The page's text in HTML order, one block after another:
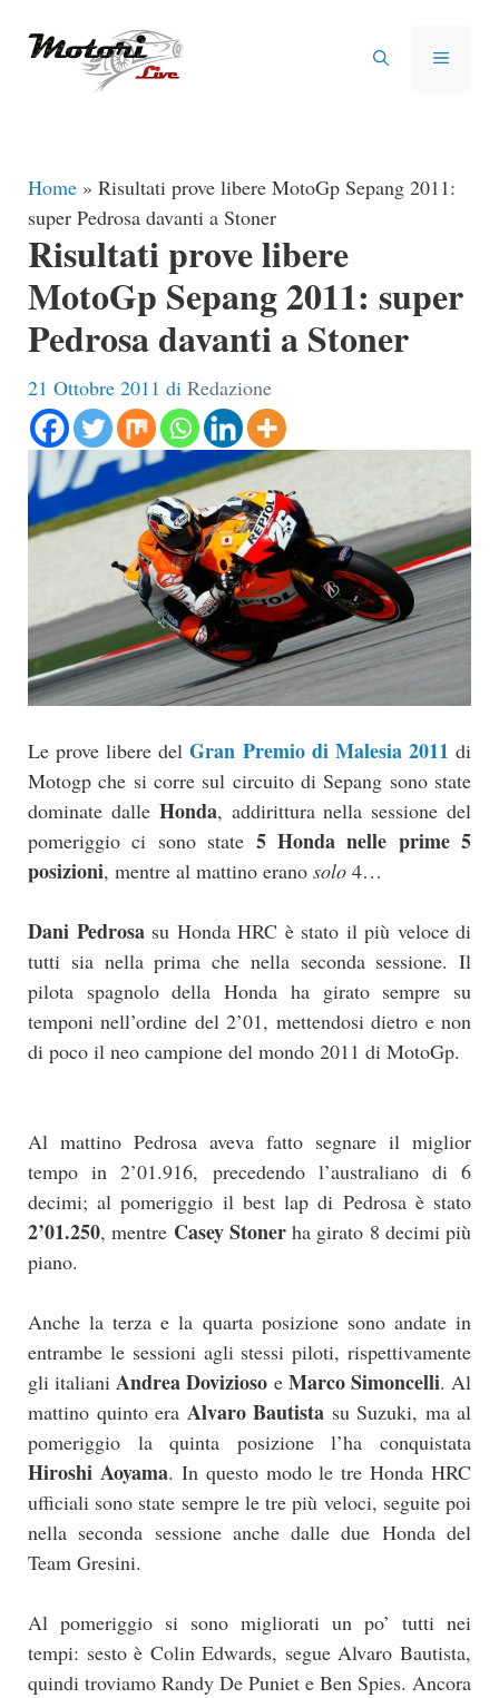
MENU
Home » Risultati prove libere MotoGp Sepang 2011:
super Pedrosa davanti a Stoner
Risultati prove libere
MotoGp Sepang 2011: super
Pedrosa davanti a Stoner
21 Ottobre 2011 di Redazione
Le prove libere delGran Premio di Malesia 2011 di
Motogp che si corre sul circuito di Sepang sono state
dominate dalle Honda, addirittura nella sessione del
pomeriggio ci sono state 5 Honda nelle prime 5
posizioni, mentre al mattino erano solo 4…
Dani Pedrosasu Honda HRC è stato il più veloce di
tutti sia nella prima che nella seconda sessione. Il
pilota spagnolo della Honda ha girato sempre su
temponi nell’ordine del 2’01, mettendosi dietro e non
di poco il neo campione del mondo 2011 di MotoGp.
Al mattino Pedrosa aveva fatto segnare il miglior
tempo in 2’01.916, precedendo l’australiano di 6
decimi; al pomeriggio il best lap di Pedrosa è stato
2’01.250, mentre Casey Stonerha girato 8 decimi più
piano.
Anche la terza e la quarta posizione sono andate in
entrambe le sessioni agli stessi piloti, rispettivamente
gli italianiAndrea Dovizioso e Marco Simoncelli. Al
mattino quinto era Alvaro Bautista su Suzuki, ma al
pomeriggio la quinta posizione l’ha conquistata
Hiroshi Aoyama. In questo modo le tre Honda HRC
ufficiali sono state sempre le tre più veloci, seguite poi
nella seconda sessione anche dalle due Honda del
Team Gresini.
Al pomeriggio si sono migliorati un po’ tutti nei
tempi: sesto è Colin Edwards, segue Alvaro Bautista,
quindi troviamo Randy De Puniet e Ben Spies. Ancora